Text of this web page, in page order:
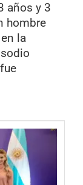
años y 3
hombre
la